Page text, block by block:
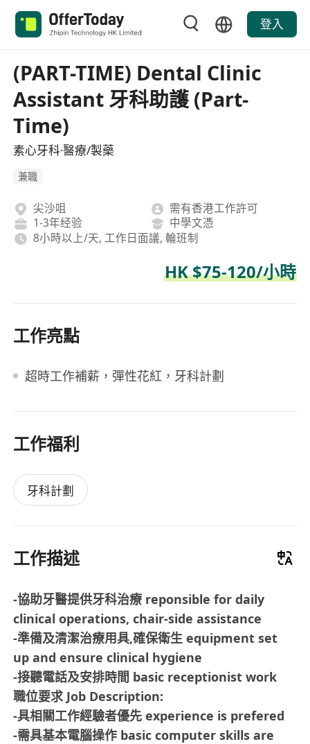
登入
(PART-TIME) Dental Clinic
Assistant 牙科助護 (Part-
Time)
素心牙科·醫療/製藥
兼職
尖沙咀
需有香港工作許可
1-3年经验
中學文憑
8小時以上/天, 工作日面議, 輪班制
HK $75-120/小時
工作亮點
超時工作補薪，彈性花紅，牙科計劃
工作福利
牙科計劃
工作描述
-協助牙醫提供牙科治療 reponsible for daily
clinical operations, chair-side assistance
-準備及清潔治療用具,確保衛生 equipment set
up and ensure clinical hygiene
-接聽電話及安排時間 basic receptionist work
職位要求 Job Description:
-具相關工作經驗者優先 experience is prefered
-需具基本電腦操作 basic computer skills are